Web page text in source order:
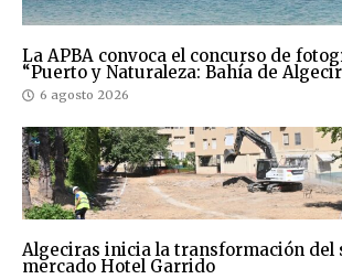
La APBA convoca el concurso de
“Puerto y Naturaleza: Bahía de
6 agosto 2026
Algeciras inicia la transformación del
mercado Hotel Garrido